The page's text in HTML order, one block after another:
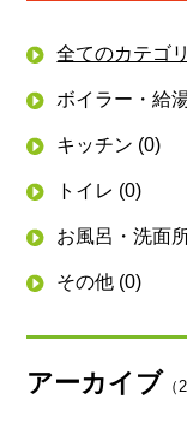
全てのカテゴ
ボイラー・給
キッチン (0)
トイレ (0)
お風呂・洗面
その他 (0)
アーカイブ